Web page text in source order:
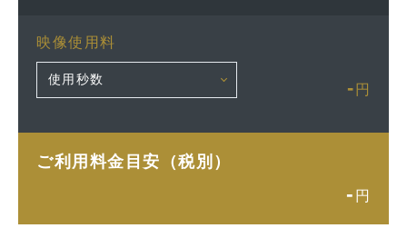
映像使用料
- 円
ご利用料金目安（税別）
- 円